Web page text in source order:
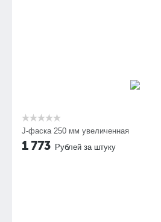
J-фаска 250 мм увеличенная
1 773 Рублей за штуку